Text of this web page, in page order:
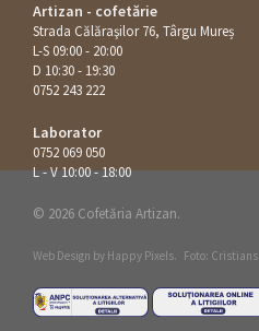
Artizan - cofetărie
Strada Călăraşilor 76, Târgu Mureș
L-S 09:00 - 20:00
D 10:30 - 19:30
0752 243 222
Laborator
0752 069 050
L - V 10:00 - 18:00
© 2026 Cofetăria Artizan.
Web Design by Happy Pixels. Foto: Cristians